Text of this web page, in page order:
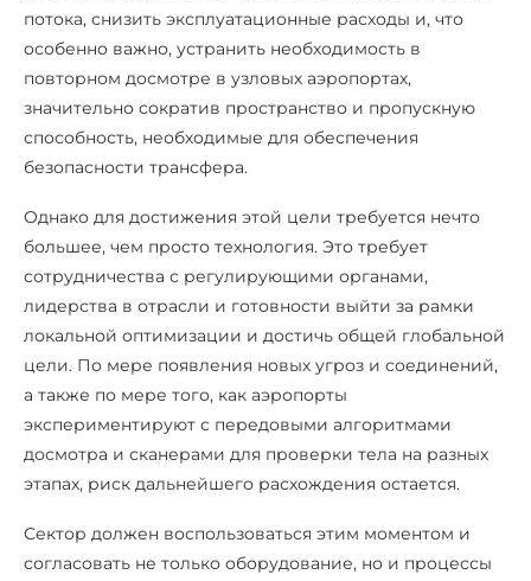
потока, снизить эксплуатационные расходы и, что
особенно важно, устранить необходимость в
повторном досмотре в узловых аэропортах,
значительно сократив пространство и пропускную
способность, необходимые для обеспечения
безопасности трансфера.
Однако для достижения этой цели требуется нечто
большее, чем просто технология. Это требует
сотрудничества с регулирующими органами,
лидерства в отрасли и готовности выйти за рамки
локальной оптимизации и достичь общей глобальной
цели. По мере появления новых угроз и соединений,
а также по мере того, как аэропорты
экспериментируют с передовыми алгоритмами
досмотра и сканерами для проверки тела на разных
этапах, риск дальнейшего расхождения остается.
Сектор должен воспользоваться этим моментом и
согласовать не только оборудование, но и процессы